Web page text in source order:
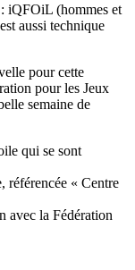
iQFOiL (hommes et
aussi technique
pour cette
pour les Jeux
semaine de
qui se sont
référencée « Centre
avec la Fédération